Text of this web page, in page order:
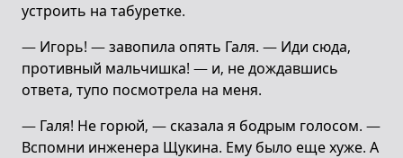
устроить на табуретке.
— Игорь! — завопила опять Галя. — Иди сюда,
противный мальчишка! — и, не дождавшись
ответа, тупо посмотрела на меня.
— Галя! Не горюй, — сказала я бодрым голосом. —
Вспомни инженера Щукина. Ему было еще хуже. А